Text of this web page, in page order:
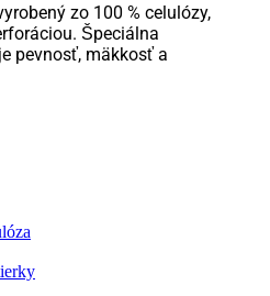
zo 100 % celulózy,
Špeciálna
pevnosť, mäkkosť a